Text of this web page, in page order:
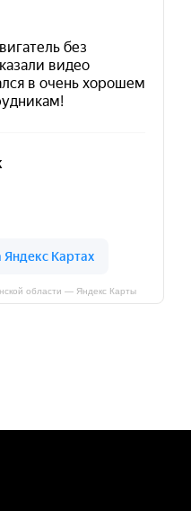
области — Яндекс Карты